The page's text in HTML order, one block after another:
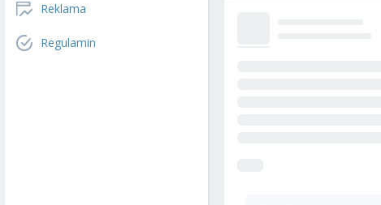
Reklama
Regulamin